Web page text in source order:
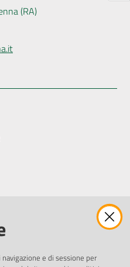
(RA)
e di sessione per